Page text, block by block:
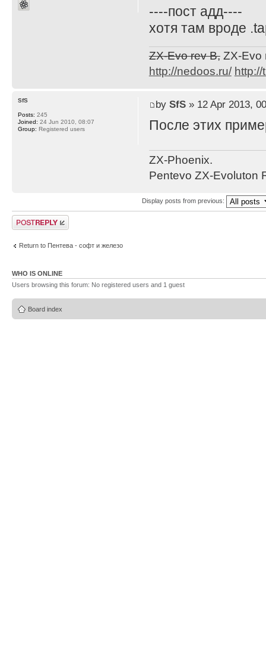
----пост адд----
хотя там вроде
ZX-Evo rev B,ZX-Evo
http://nedoos.ru/
by SfS» 12 Apr 2013,
После этих
ZX-Phoenix.
Pentevo ZX-Evoluton
SfS
Posts: 245
Joined: 24 Jun 2010, 08:07
Group: Registered users
Display posts from previous:
Post a reply
Return to Пентева - софт и железо
WHO IS ONLINE
Users browsing this forum: No registered users and 1 guest
Board index